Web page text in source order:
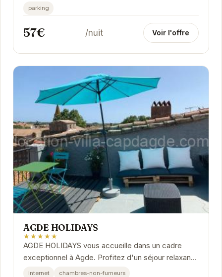
parking
57€ /nuit Voir l'offre
AGDE HOLIDAYS
★★★★★
AGDE HOLIDAYS vous accueille dans un cadre
exceptionnel à Agde. Profitez d'un séjour relaxant
et découvrez les merveilles de la région.
internet chambres-non-fumeurs